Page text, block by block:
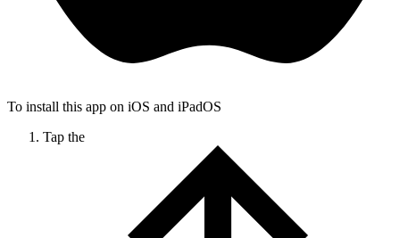
To install this app on iOS and iPadOS
Tap the